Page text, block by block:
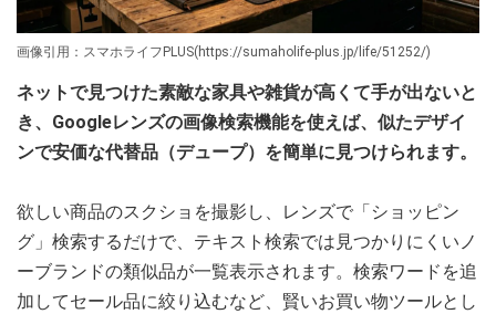
画像引用：スマホライフPLUS(https://sumaholife-plus.jp/life/51252/)
ネットで見つけた素敵な家具や雑貨が高くて手が出ないと
き、Googleレンズの画像検索機能を使えば、似たデザイ
ンで安価な代替品（デュープ）を簡単に見つけられます。
欲しい商品のスクショを撮影し、レンズで「ショッピン
グ」検索するだけで、テキスト検索では見つかりにくいノ
ーブランドの類似品が一覧表示されます。検索ワードを追
加してセール品に絞り込むなど、賢いお買い物ツールとし